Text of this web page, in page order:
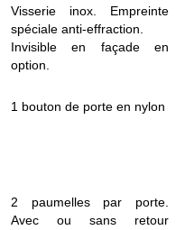
Visserie inox. Empreinte
spéciale anti-effraction.
Invisible en façade en
option.
1 bouton de porte en nylon
2 paumelles par porte.
Avec ou sans retour